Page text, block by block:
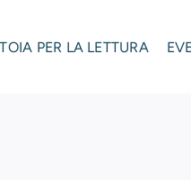
PER LA LETTURA